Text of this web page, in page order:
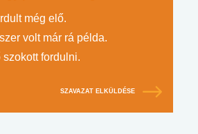
még elő.
volt már rá példa.
fordulni.
SZAVAZAT ELKÜLDÉSE